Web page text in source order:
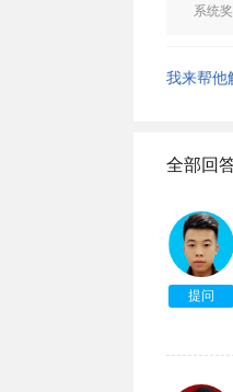
系统
我来帮他
全部回
提问